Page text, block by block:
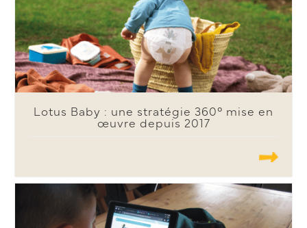
Lotus Baby : une stratégie 360° mise en
œuvre depuis 2017
.......